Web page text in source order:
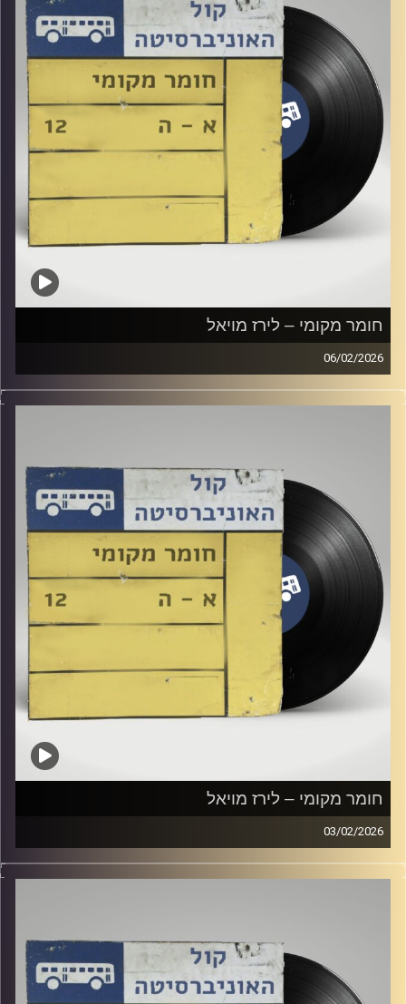
חומר מקומי – לירז מויאל
06/02/2026
שעה של מוזיקה ישראלית עם לירז מויאל
חומר מקומי – לירז מויאל
03/02/2026
שעה של מוזיקה ישראלית עם לירז מויאל